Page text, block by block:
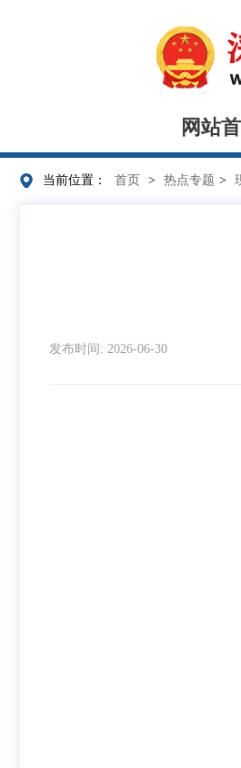
网站
当前位置： 首页 > 热点专题 >
发布时间: 2026-06-30